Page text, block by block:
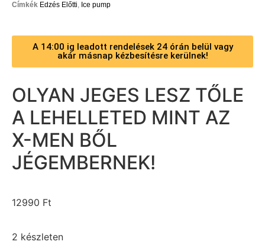
Címkék Edzés Előtti, Ice pump
A 14:00 ig leadott rendelések 24 órán belül vagy
akár másnap kézbesítésre kerülnek!
OLYAN JEGES LESZ TŐLE
A LEHELLETED MINT AZ
X-MEN BŐL
JÉGEMBERNEK!
12990 Ft
2 készleten